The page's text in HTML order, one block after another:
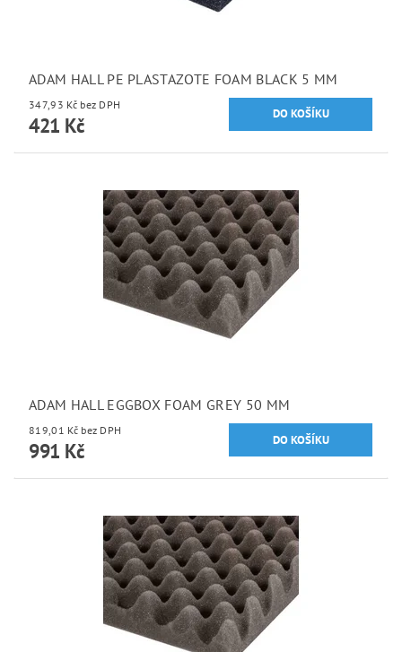
ADAM HALL PE PLASTAZOTE FOAM BLACK 5 MM
347,93 Kč bez DPH
421 Kč
ADAM HALL EGGBOX FOAM GREY 50 MM
819,01 Kč bez DPH
991 Kč